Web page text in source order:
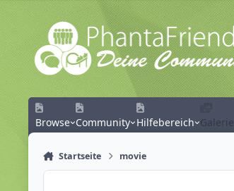
Zum Inhalt springen
Browse Community Hilfebereich Galerie
Startseite movie